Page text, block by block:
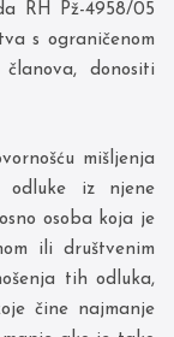
RH Pž-4958/05
s ograničenom
donositi
mišljenja
odluke iz njene
osoba koja je
ili društvenim
tih odluka,
čine najmanje